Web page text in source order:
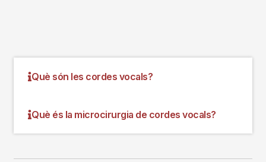
Què són les cordes vocals?
Què és la microcirurgia de cordes vocals?